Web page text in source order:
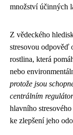
množství účinných
Z vědeckého
stresovou odpověď
rostlina, která
nebo
protože jsou
centrálním
hlavního
ke zlepšení jeho